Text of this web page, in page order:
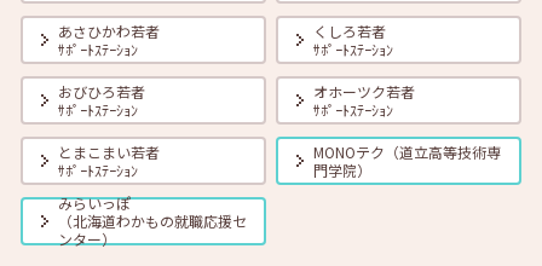
2026年08月01日(土) 在職者 学生
【釧路・対面】8月20日（木）就勝塾 いまさら聞けないビジネスマナ
ー 13:30～14:30
2026年08月01日(土) 在職者 学生 求職者
【オンライン】8月20日（木）ビジネスコミュニケーション 報・連・
相 14:00～14:30
あさひかわ若者
ｻﾎﾟｰﾄｽﾃｰｼｮﾝ
くしろ若者
ｻﾎﾟｰﾄｽﾃｰｼｮﾝ
おびひろ若者
ｻﾎﾟｰﾄｽﾃｰｼｮﾝ
オホーツク若者
ｻﾎﾟｰﾄｽﾃｰｼｮﾝ
とまこまい若者
ｻﾎﾟｰﾄｽﾃｰｼｮﾝ
MONOテク（道立高等技術専
門学院）
みらいっぽ
（北海道わかもの就職応援セ
ンター）